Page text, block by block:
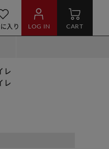
入り LOG IN CART
レ
レ